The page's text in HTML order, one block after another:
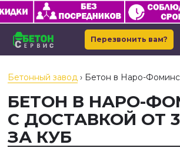
Перезвонить вам?
Бетонный завод › Бетон в Наро-
БЕТОН В НАРО-
С ДОСТАВКОЙ ОТ
ЗА КУБ